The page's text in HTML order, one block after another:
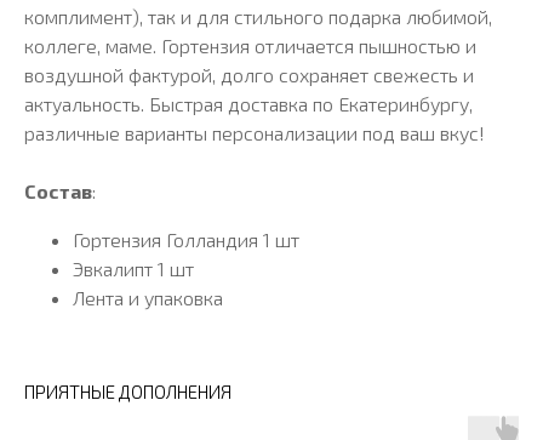
комплимент), так и для стильного подарка любимой,
коллеге, маме. Гортензия отличается пышностью и
воздушной фактурой, долго сохраняет свежесть и
актуальность. Быстрая доставка по Екатеринбургу,
различные варианты персонализации под ваш вкус!
Состав:
Гортензия Голландия 1 шт
Эвкалипт 1 шт
Лента и упаковка
ПРИЯТНЫЕ ДОПОЛНЕНИЯ